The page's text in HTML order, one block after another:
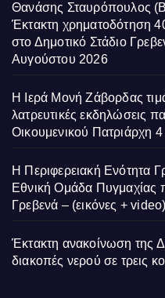
Θανάσης Σταυρόπουλος
Έκτακτη χρηματοδότηση
στο Δημοτικό Στάδιο
Αυγούστου 2026
Η Ιερά Μονή Ζάβορδας
λατρευτικές εκδηλώσεις
Οικουμενικού Πατριάρχη 4
Η Περιφερειακή Ενότητα
Εθνική Ομάδα Πυγμαχίας
Γρεβενά – (εικόνες + video)
Έκτακτη ανακοίνωση της
διακοπές νερού σε τρεις